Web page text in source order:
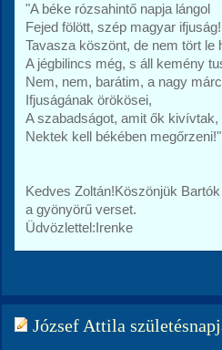
"A béke rózsahintő napja lángol
Fejed fölött, szép magyar ifjuság!
Tavasza köszönt, de nem tört le
A jégbilincs még, s áll kemény
Nem, nem, barátim, a nagy
Ifjuságának örökösei,
A szabadságot, amit ők kivívtak,
Nektek kell békében megőrzeni!"
Kedves Zoltán!Köszönjük
a gyönyörű verset.
Üdvözlettel:Irenke
József Attila